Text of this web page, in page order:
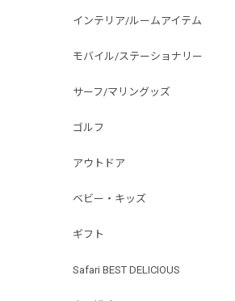
インテリア/ルームアイテム
モバイル/ステーショナリー
サーフ/マリングッズ
ゴルフ
アウトドア
ベビー・キッズ
ギフト
Safari BEST DELICIOUS